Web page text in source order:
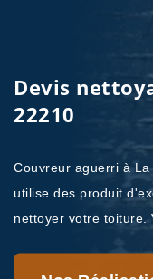
Devis
22210
Couvreur aguerri à
utilise des produit
nettoyer votre toiture.